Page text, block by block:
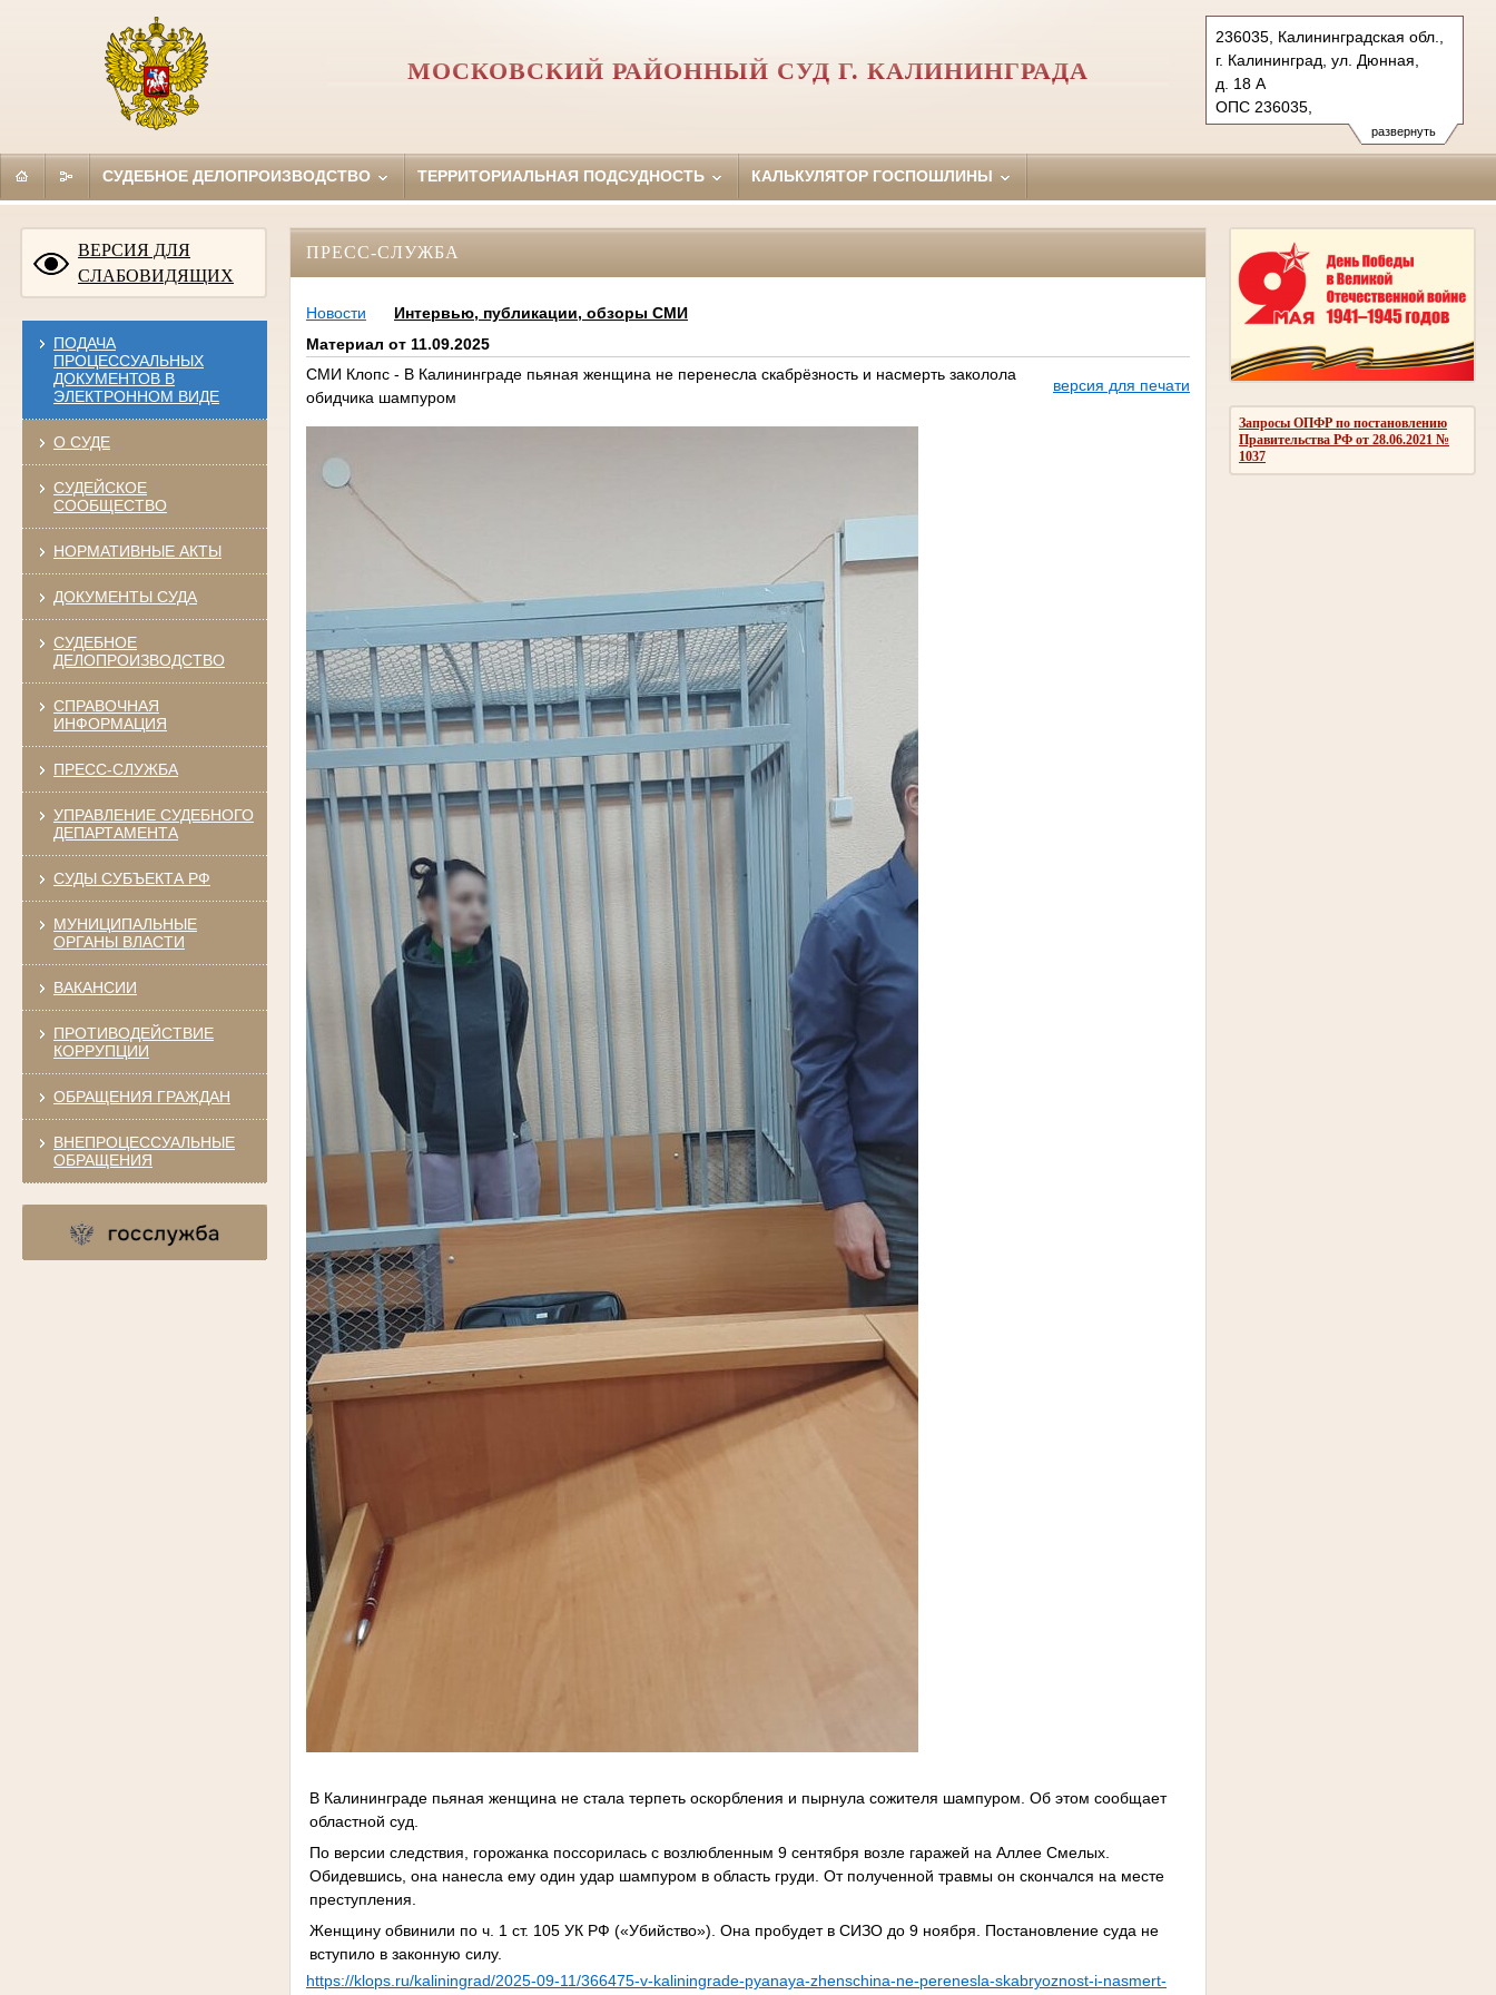
развернуть
236035, Калининградская обл.,
г. Калининград, ул. Дюнная,
д. 18 А
ОПС 236035,
бокс №5063 г. Калининград
Тел.: (4012) 60-56-60, 60-56-
moskovsky.kln@sudrf.ru
МОСКОВСКИЙ РАЙОННЫЙ СУД Г. КАЛИНИНГРАДА
СУДЕБНОЕ ДЕЛОПРОИЗВОДСТВО ТЕРРИТОРИАЛЬНАЯ ПОДСУДНОСТЬ КАЛЬКУЛЯТОР ГОСПОШЛИНЫ
ВЕРСИЯ ДЛЯ
СЛАБОВИДЯЩИХ
ПОДАЧА
ПРОЦЕССУАЛЬНЫХ
ДОКУМЕНТОВ В
ЭЛЕКТРОННОМ ВИДЕ
О СУДЕ
СУДЕЙСКОЕ
СООБЩЕСТВО
НОРМАТИВНЫЕ АКТЫ
ДОКУМЕНТЫ СУДА
СУДЕБНОЕ
ДЕЛОПРОИЗВОДСТВО
СПРАВОЧНАЯ
ИНФОРМАЦИЯ
ПРЕСС-СЛУЖБА
УПРАВЛЕНИЕ СУДЕБНОГО
ДЕПАРТАМЕНТА
СУДЫ СУБЪЕКТА РФ
МУНИЦИПАЛЬНЫЕ
ОРГАНЫ ВЛАСТИ
ВАКАНСИИ
ПРОТИВОДЕЙСТВИЕ
КОРРУПЦИИ
ОБРАЩЕНИЯ ГРАЖДАН
ВНЕПРОЦЕССУАЛЬНЫЕ
ОБРАЩЕНИЯ
Запросы ОПФР по постановлению
Правительства РФ от 28.06.2021 №
1037
ПРЕСС-СЛУЖБА
Новости
Интервью, публикации, обзоры СМИ
Материал от 11.09.2025
СМИ Клопс - В Калининграде пьяная женщина не перенесла скабрёзность и насмерть заколола
обидчика шампуром
версия для печати
В Калининграде пьяная женщина не стала терпеть оскорбления и пырнула сожителя шампуром. Об этом сообщает
областной суд.
По версии следствия, горожанка поссорилась с возлюбленным 9 сентября возле гаражей на Аллее Смелых.
Обидевшись, она нанесла ему один удар шампуром в область груди. От полученной травмы он скончался на месте
преступления.
Женщину обвинили по ч. 1 ст. 105 УК РФ («Убийство»). Она пробудет в СИЗО до 9 ноября. Постановление суда не
вступило в законную силу.
https://klops.ru/kaliningrad/2025-09-11/366475-v-kaliningrade-pyanaya-zhenschina-ne-perenesla-skabryoznost-i-nasmert-